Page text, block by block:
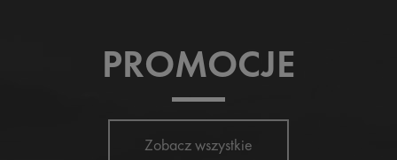
PROMOCJE
Zobacz wszystkie